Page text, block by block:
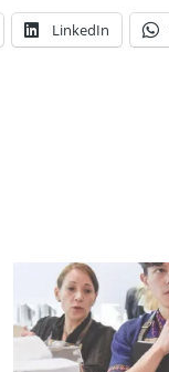
LinkedIn